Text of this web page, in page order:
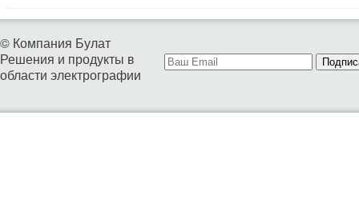
© Компания Булат
Решения и продукты в
области электрографии